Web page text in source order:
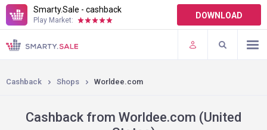
Smarty.Sale - cashback
Play Market: DOWNLOAD
TERMS OF USE
PLUGINS
Cashback Shops Worldee.com
Cashback from Worldee.com (United